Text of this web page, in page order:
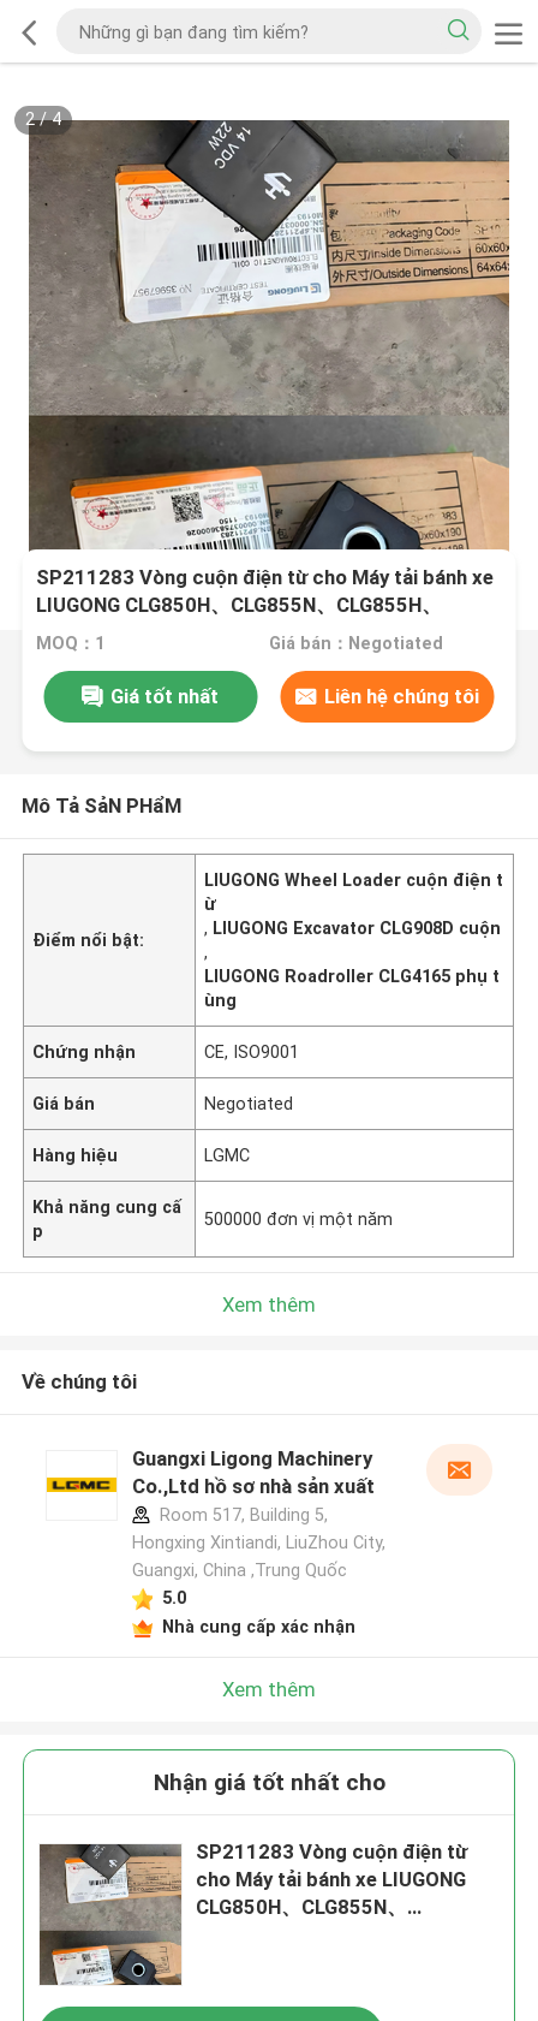
2/4
SP211283 Vòng cuộn điện từ cho Máy tải bánh xe
LIUGONG CLG850H、CLG855N、CLG855H、
CLG856、CLG856H Máy đào CLG908D、CLG915
MOQ：1 Giá bán：Negotiated
Giá tốt nhất Liên hệ chúng tôi
Mô Tả SảN PHẩM
Điểm nổi bật:
LIUGONG Wheel Loader cuộn điện t
ừ
, LIUGONG Excavator CLG908D cuộn
,
LIUGONG Roadroller CLG4165 phụ t
ùng
Chứng nhận CE, ISO9001
Giá bán Negotiated
Hàng hiệu LGMC
Khả năng cung cấ
p
500000 đơn vị một năm
Xem thêm
Về chúng tôi
Guangxi Ligong Machinery
Co.,Ltd hồ sơ nhà sản xuất
Room 517, Building 5,
Hongxing Xintiandi, LiuZhou City,
Guangxi, China ,Trung Quốc
5.0
Nhà cung cấp xác nhận
Xem thêm
Nhận giá tốt nhất cho
SP211283 Vòng cuộn điện từ
cho Máy tải bánh xe LIUGONG
CLG850H、CLG855N、